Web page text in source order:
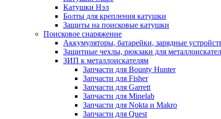
Катушки Нэл
Болты для крепления катушки
Защиты на поисковые катушки
Поисковое снаряжение
Аккумуляторы, батарейки, зарядные
Защитные чехлы, рюкзаки для
ЗИП к металлоискателям
Запчасти для Bounty Hunter
Запчасти для Fisher
Запчасти для Garrett
Запчасти для Minelab
Запчасти для Nokta и Makro
Запчасти для Quest